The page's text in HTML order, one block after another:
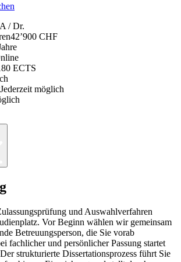
/ Dr.
42’900 CHF
ECTS
Jederzeit möglich
und Auswahlverfahren
Vor Beginn wählen wir gemeinsam
Betreuungsperson, die Sie vorab
fachlicher und persönlicher Passung startet
strukturierte Dissertationsprozess führt Sie